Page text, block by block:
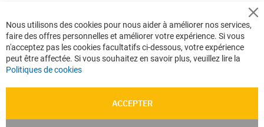
Nous utilisons des cookies pour nous aider à améliorer nos services,
faire des offres personnelles et améliorer votre expérience. Si vous
n'acceptez pas les cookies facultatifs ci-dessous, votre expérience
peut être affectée. Si vous souhaitez en savoir plus, veuillez lire la
Politiques de cookies
ACCEPTER